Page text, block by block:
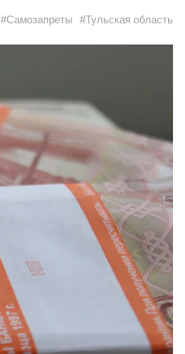
#Самозапреты #Тульская область